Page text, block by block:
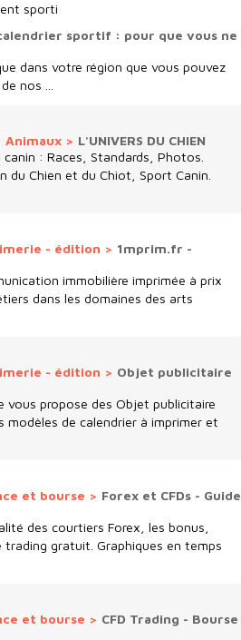
sporti
sportif : pour que vous ne
dans votre région que vous pouvez
nos ...
Animaux > L'UNIVERS DU CHIEN
: Races, Standards, Photos.
Chien et du Chiot, Sport Canin.
- édition > 1mprim.fr -
immobilière imprimée à prix
dans les domaines des arts
- édition > Objet publicitaire
vous propose des Objet publicitaire
de calendrier à imprimer et
et bourse > Forex et CFDs - Guide
des courtiers Forex, les bonus,
gratuit. Graphiques en temps
et bourse > CFD Trading - Bourse